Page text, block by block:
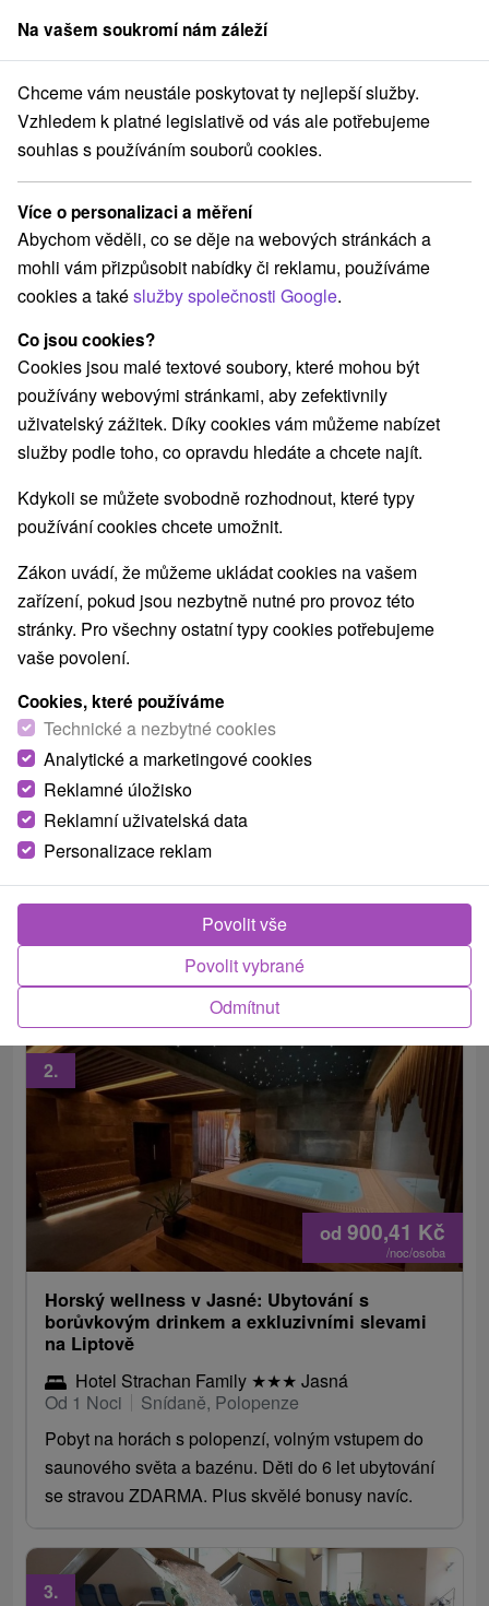
člen skupinySorger
Pobyty na Slovensku Wellness pobyty
Wellness pobyty
Kategorie
Všechny kategorie
Pobyty v akci(148)
Wellness pobyty(217) Víkendové pobyty
Romantické pobyty
Rodinné pobyty(149)
Vyberte lokalitu nebo termín
Nejprodávanější
1.
Reset v lázních: Víkendové hýčkání v
Caracalla Spa
Lázně Brusno
Od 2 Nocí
Plná Penze
Odpočiňte si v Brusně: víkend s procedurami,
výborným jídlem a vstupem do Caracalla Spa –
perfektní restart těla i mysli.
od 900,41 Kč
/noc/osoba
2.
Horský wellness v Jasné: Ubytování s
borůvkovým drinkem a exkluzivními slevami
na Liptově
Hotel Strachan Family ★★★ Jasná
Od 1 Noci
Snídaně, Polopenze
Pobyt na horách s polopenzí, volným vstupem do
saunového světa a bazénu. Děti do 6 let ubytování
se stravou ZDARMA. Plus skvělé bonusy navíc.
3.
Na vašem soukromí nám záleží
Chceme vám neustále poskytovat ty nejlepší služby.
Vzhledem k platné legislativě od vás ale potřebujeme
souhlas s používáním souborů cookies.
Více o personalizaci a měření
Abychom věděli, co se děje na webových stránkách a
mohli vám přizpůsobit nabídky či reklamu, používáme
cookies a takéslužby společnosti Google.
Co jsou cookies?
Cookies jsou malé textové soubory, které mohou být
používány webovými stránkami, aby zefektivnily
uživatelský zážitek. Díky cookies vám můžeme nabízet
služby podle toho, co opravdu hledáte a chcete najít.
Kdykoli se můžete svobodně rozhodnout, které typy
používání cookies chcete umožnit.
Zákon uvádí, že můžeme ukládat cookies na vašem
zařízení, pokud jsou nezbytně nutné pro provoz této
stránky. Pro všechny ostatní typy cookies potřebujeme
vaše povolení.
Cookies, které používáme
Technické a nezbytné cookies
Analytické a marketingové cookies
Reklamné úložisko
Reklamní uživatelská data
Personalizace reklam
Odmítnut
Povolit vybrané
Povolit vše